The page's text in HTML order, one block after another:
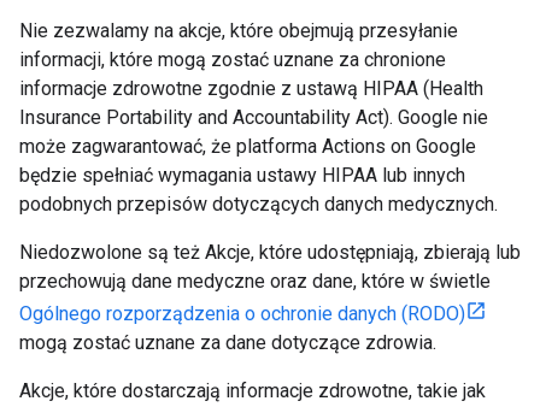
Nie zezwalamy na akcje, które obejmują przesyłanie
informacji, które mogą zostać uznane za chronione
informacje zdrowotne zgodnie z ustawą HIPAA (Health
Insurance Portability and Accountability Act). Google nie
może zagwarantować, że platforma Actions on Google
będzie spełniać wymagania ustawy HIPAA lub innych
podobnych przepisów dotyczących danych medycznych.
Niedozwolone są też Akcje, które udostępniają, zbierają lub
przechowują dane medyczne oraz dane, które w świetle
Ogólnego rozporządzenia o ochronie danych (RODO)
mogą zostać uznane za dane dotyczące zdrowia.
Akcje, które dostarczają informacje zdrowotne, takie jak